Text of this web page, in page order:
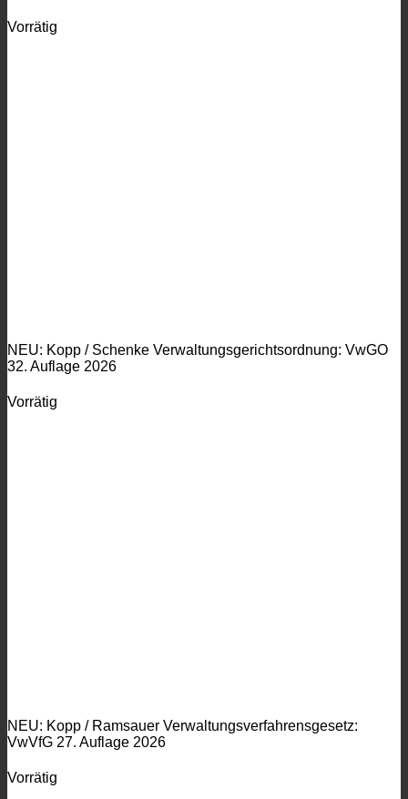
Vorrätig
NEU: Kopp / Schenke Verwaltungsgerichtsordnung: VwGO
32. Auflage 2026
Vorrätig
NEU: Kopp / Ramsauer Verwaltungsverfahrensgesetz:
VwVfG 27. Auflage 2026
Vorrätig